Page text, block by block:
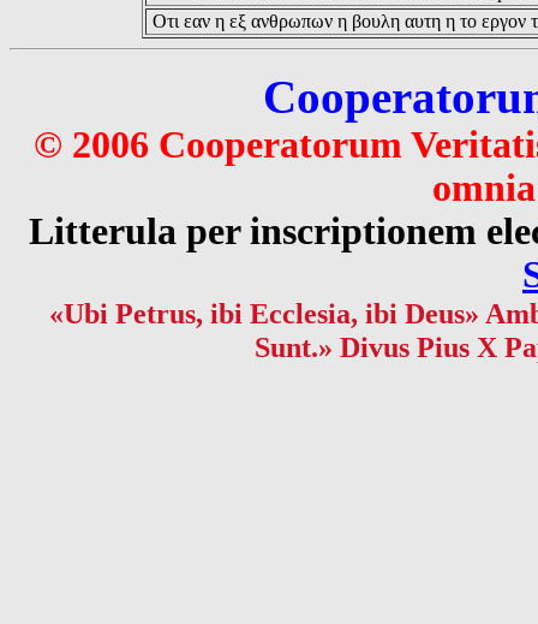
Οτι εαν η εξ ανθρωπων η βουλη αυτη η το εργον
© 2006 Cooperatorum
Litterula per inscriptionem
«Ubi Petrus, ibi Ecclesia, ibi Deus»
Sunt.» Divus Pius X